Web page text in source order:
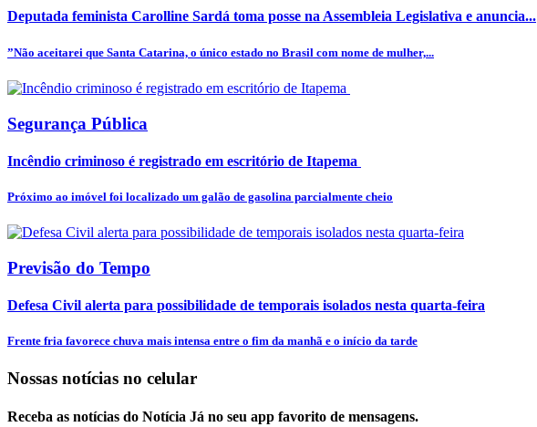
Deputada feminista Carolline Sardá toma posse na Assembleia Legislativa e anuncia...
”Não aceitarei que Santa Catarina, o único estado no Brasil com nome de mulher,...
Segurança Pública
Incêndio criminoso é registrado em escritório de Itapema
Próximo ao imóvel foi localizado um galão de gasolina parcialmente cheio
Previsão do Tempo
Defesa Civil alerta para possibilidade de temporais isolados nesta quarta-feira
Frente fria favorece chuva mais intensa entre o fim da manhã e o início da tarde
Nossas notícias no celular
Receba as notícias do Notícia Já no seu app favorito de mensagens.